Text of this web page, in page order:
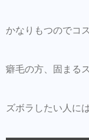
かなりもつのでコ
癖毛の方、固まる
ズボラしたい人に